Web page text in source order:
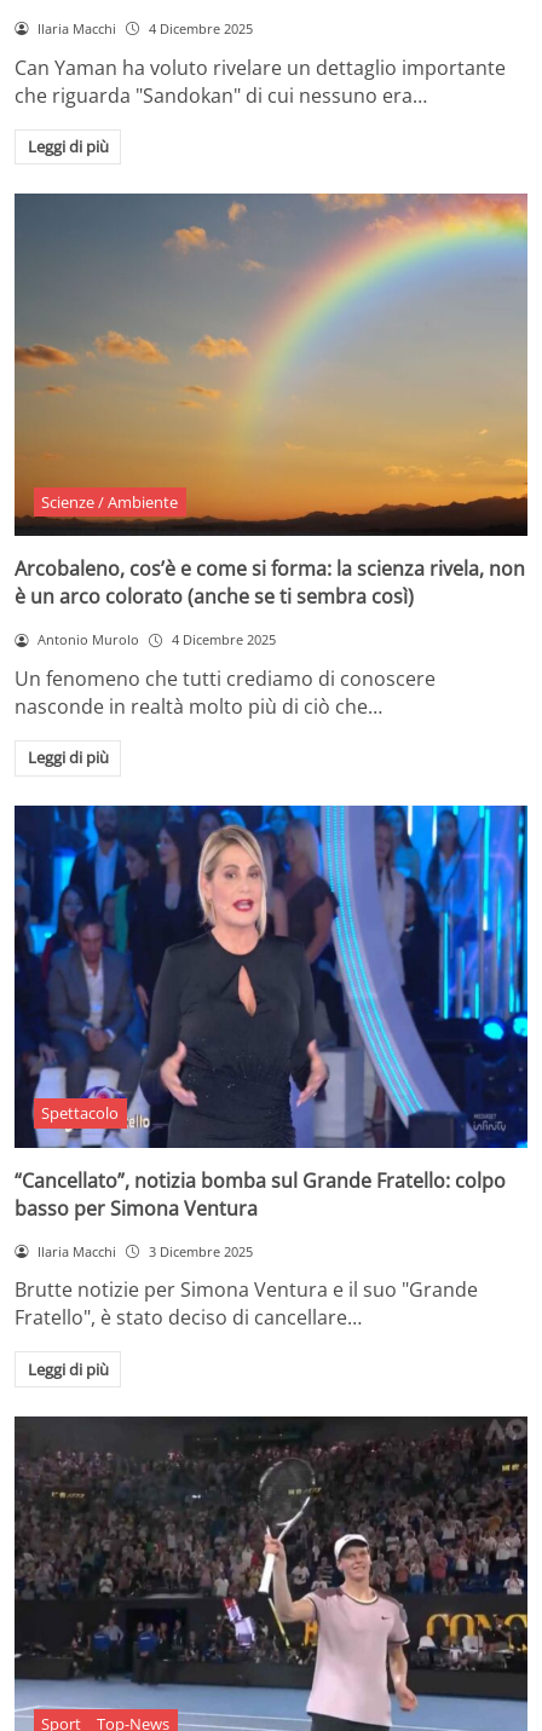
Ilaria Macchi 4 Dicembre 2025
Can Yaman ha voluto rivelare un dettaglio importante
che riguarda "Sandokan" di cui nessuno era…
Leggi di più
Scienze / Ambiente
Arcobaleno, cos’è e come si forma: la scienza rivela, non
è un arco colorato (anche se ti sembra così)
Antonio Murolo 4 Dicembre 2025
Un fenomeno che tutti crediamo di conoscere
nasconde in realtà molto più di ciò che…
Leggi di più
Spettacolo
“Cancellato”, notizia bomba sul Grande Fratello: colpo
basso per Simona Ventura
Ilaria Macchi 3 Dicembre 2025
Brutte notizie per Simona Ventura e il suo "Grande
Fratello", è stato deciso di cancellare…
Leggi di più
Sport Top-News